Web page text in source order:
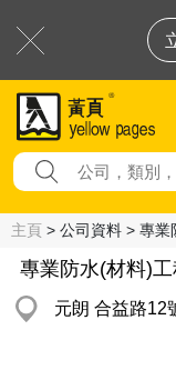
主頁 > 公司資料 > 專
專業防水(材料)
元朗 合益路12